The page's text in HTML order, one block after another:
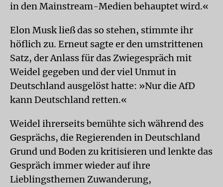
in den Mainstream-Medien behauptet wird.«
Elon Musk ließ das so stehen, stimmte ihr
höflich zu. Erneut sagte er den umstrittenen
Satz, der Anlass für das Zwiegespräch mit
Weidel gegeben und der viel Unmut in
Deutschland ausgelöst hatte: »Nur die AfD
kann Deutschland retten.«
Weidel ihrerseits bemühte sich während des
Gesprächs, die Regierenden in Deutschland
Grund und Boden zu kritisieren und lenkte das
Gespräch immer wieder auf ihre
Lieblingsthemen Zuwanderung,